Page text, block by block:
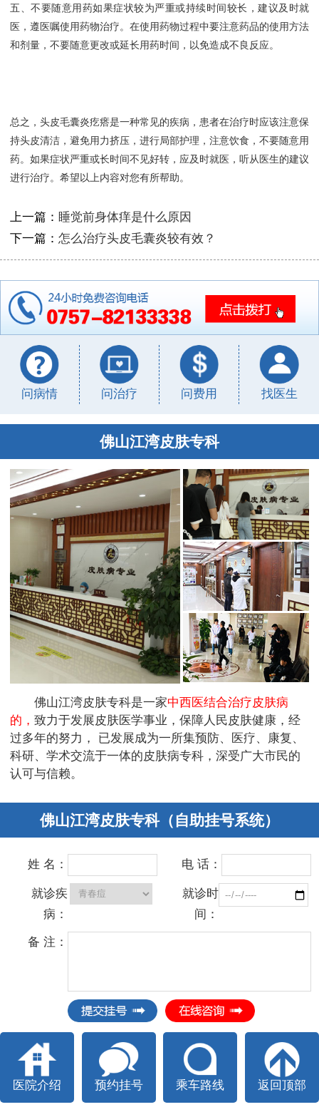
五、不要随意用药如果症状较为严重或持续时间较长，建议及时就
医，遵医嘱使用药物治疗。在使用药物过程中要注意药品的使用方法
和剂量，不要随意更改或延长用药时间，以免造成不良反应。
总之，头皮毛囊炎疙瘩是一种常见的疾病，患者在治疗时应该注意保
持头皮清洁，避免用力挤压，进行局部护理，注意饮食，不要随意用
药。如果症状严重或长时间不见好转，应及时就医，听从医生的建议
进行治疗。希望以上内容对您有所帮助。
上一篇： 睡觉前身体痒是什么原因
下一篇： 怎么治疗头皮毛囊炎较有效？
问病情 问治疗 问费用 找医生
佛山江湾皮肤专科
佛山江湾皮肤专科是一家中西医结合治疗皮肤病
的， 致力于发展皮肤医学事业，保障人民皮肤健康，经
过多年的努力， 已发展成为一所集预防、医疗、康复、
科研、学术交流于一体的皮肤病专科，深受广大市民的
认可与信赖。
佛山江湾皮肤专科（自助挂号系统）
姓 名： 电 话：
就诊疾
病：
就诊时
间：
备 注：
医院介绍 预约挂号 乘车路线 返回顶部